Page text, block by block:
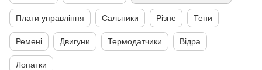
Плати управління Сальники Різне Тени
Ремені Двигуни Термодатчики Відра
Лопатки